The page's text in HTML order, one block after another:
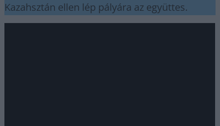
Kazahsztán ellen lép pályára az együttes.